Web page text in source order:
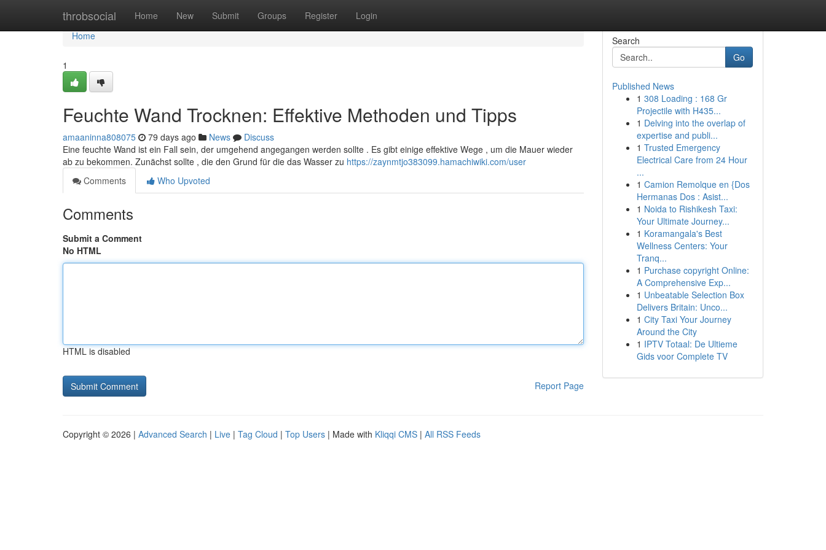
throbsocial Home New Submit Groups Register Login
Home
Home
1
Feuchte Wand Trocknen: Effektive Methoden und Tipps
amaaninna808075 79 days ago News
Discuss
Eine feuchte Wand ist ein Fall sein, der umgehend angegangen werden sollte . Es gibt einige effektive Wege , um die Mauer wieder
ab zu bekommen. Zunächst sollte , die den Grund für die das Wasser zu https://zaynmtjo383099.hamachiwiki.com/user
Comments
Who Upvoted
Comments
Submit a Comment
No HTML
HTML is disabled
Report Page
Search
Go
Published News
1 308 Loading : 168 Gr
Projectile with H435...
1 Delving into the overlap of
expertise and publi...
1 Trusted Emergency
Electrical Care from 24 Hour
...
1 Camion Remolque en {Dos
Hermanas Dos : Asist...
1 Noida to Rishikesh Taxi:
Your Ultimate Journey...
1 Koramangala's Best
Wellness Centers: Your
Tranq...
1 Purchase copyright Online:
A Comprehensive Exp...
1 Unbeatable Selection Box
Delivers Britain: Unco...
1 City Taxi Your Journey
Around the City
1 IPTV Totaal: De Ultieme
Gids voor Complete TV
Copyright © 2026 | Advanced Search | Live | Tag Cloud | Top Users | Made with Kliqqi CMS | All RSS Feeds